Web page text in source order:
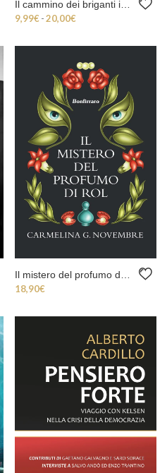
9,99€- 20,00€
18,90€